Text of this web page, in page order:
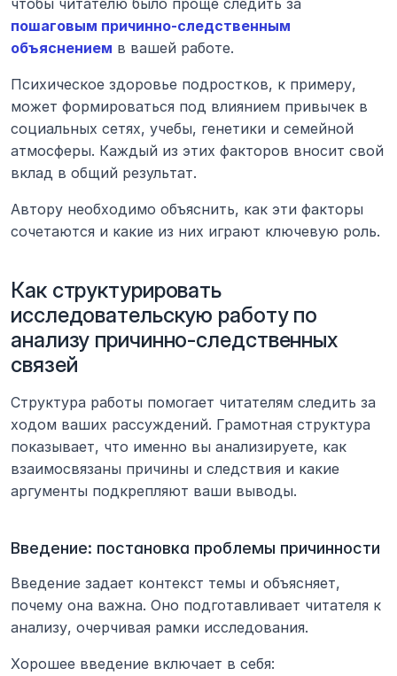
пошаговым причинно-следственным
объяснением в вашей работе.
Психическое здоровье подростков, к примеру,
может формироваться под влиянием привычек в
социальных сетях, учебы, генетики и семейной
атмосферы. Каждый из этих факторов вносит свой
вклад в общий результат.
Автору необходимо объяснить, как эти факторы
сочетаются и какие из них играют ключевую роль.
Как структурировать
исследовательскую работу по
анализу причинно-следственных
связей
Структура работы помогает читателям следить за
ходом ваших рассуждений. Грамотная структура
показывает, что именно вы анализируете, как
взаимосвязаны причины и следствия и какие
аргументы подкрепляют ваши выводы.
Введение: постановка проблемы причинности
Введение задает контекст темы и объясняет,
почему она важна. Оно подготавливает читателя к
анализу, очерчивая рамки исследования.
Хорошее введение включает в себя: